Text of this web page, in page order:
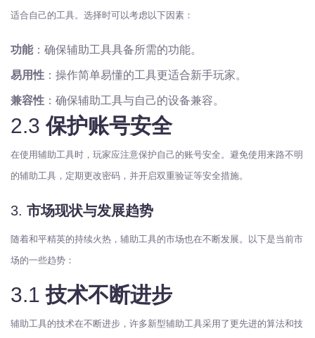
适合自己的工具。选择时可以考虑以下因素：
功能：确保辅助工具具备所需的功能。
易用性 ：操作简单易懂的工具更适合新手玩家。
兼容性 ：确保辅助工具与自己的设备兼容。
2.3保护账号安全
在使用辅助工具时，玩家应注意保护自己的账号安全。避免使用来路不明
的辅助工具，定期更改密码，并开启双重验证等安全措施。
3. 市场现状与发展趋势
随着和平精英的持续火热，辅助工具的市场也在不断发展。以下是当前市
场的一些趋势：
3.1技术不断进步
辅助工具的技术在不断进步，许多新型辅助工具采用了更先进的算法和技